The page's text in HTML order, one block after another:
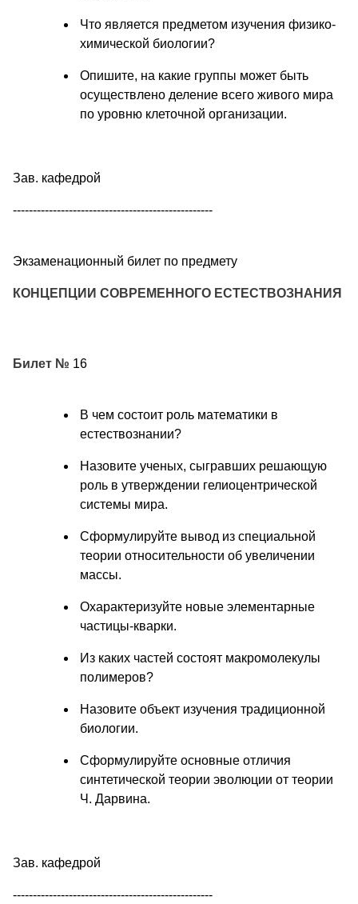
Что является предметом изучения физико-
химической биологии?
Опишите, на какие группы может быть
осуществлено деление всего живого мира
по уровню клеточной организации.
Зав. кафедрой
--------------------------------------------------
Экзаменационный билет по предмету
КОНЦЕПЦИИ СОВРЕМЕННОГО ЕСТЕСТВОЗНАНИЯ
Билет № 16
В чем состоит роль математики в
естествознании?
Назовите ученых, сыгравших решающую
роль в утверждении гелиоцентрической
системы мира.
Сформулируйте вывод из специальной
теории относительности об увеличении
массы.
Охарактеризуйте новые элементарные
частицы-кварки.
Из каких частей состоят макромолекулы
полимеров?
Назовите объект изучения традиционной
биологии.
Сформулируйте основные отличия
синтетической теории эволюции от теории
Ч. Дарвина.
Зав. кафедрой
--------------------------------------------------